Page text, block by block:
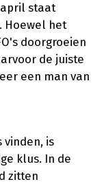
staat
Hoewel het
doorgroeien
de juiste
een man van
vinden, is
klus. In de
zitten